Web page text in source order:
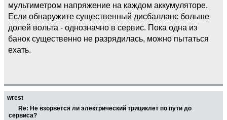
мультиметром напряжение на каждом аккумуляторе.
Если обнаружите существенный дисбалланс больше
долей вольта - однозначно в сервис. Пока одна из
банок существенно не разрядилась, можно пытаться
ехать.
wrest
Re: Не взорвется ли электрический трициклет по пути до
сервиса?